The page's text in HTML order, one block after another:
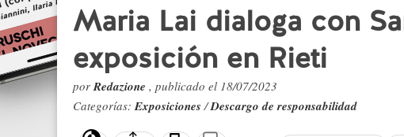
Maria Lai dialoga con
exposición en Rieti
porRedazione , publicado el 18/07/2023
Categorías:Exposiciones/Descargo de responsabilidad